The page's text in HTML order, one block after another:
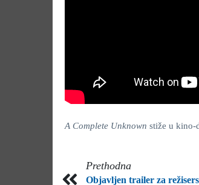
A Complete Unknown stiže u kino-
Prethodna
Objavljen trailer za